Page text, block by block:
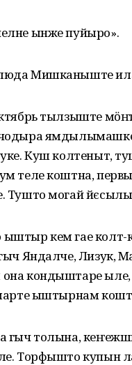
ынже пуйыро».
Мишканыште
тылзыште
Куш колтеныт,
теле коштна,
Тушто могай
кем гае колт-
Яндалче, Лизук,
кондыштаре
ыштырнам
гыч толына,
Торфышто купын